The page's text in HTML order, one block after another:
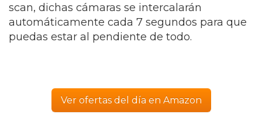
scan, dichas cámaras se intercalarán
automáticamente cada 7 segundos para que
puedas estar al pendiente de todo.
Ver ofertas del día en Amazon